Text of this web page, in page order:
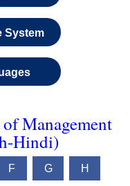
System
Management
Hindi)
F G H